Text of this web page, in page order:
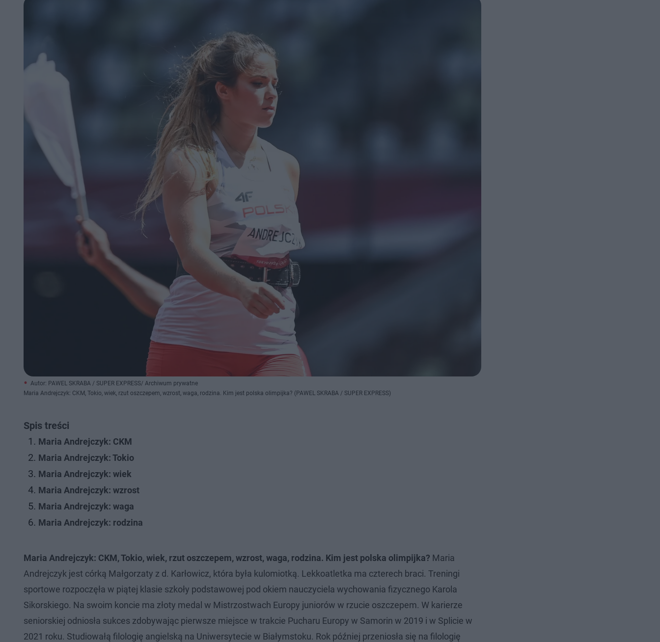
Autor: PAWEL SKRABA / SUPER EXPRESS/ Archiwum prywatne
Maria Andrejczyk: CKM, Tokio, wiek, rzut oszczepem, wzrost, waga, rodzina. Kim jest polska olimpijka? (PAWEL SKRABA / SUPER EXPRESS)
Spis treści
Maria Andrejczyk: CKM
Maria Andrejczyk: Tokio
Maria Andrejczyk: wiek
Maria Andrejczyk: wzrost
Maria Andrejczyk: waga
Maria Andrejczyk: rodzina
Maria Andrejczyk: CKM, Tokio, wiek, rzut oszczepem, wzrost, waga, rodzina. Kim jest polska olimpijka? Maria
Andrejczyk jest córką Małgorzaty z d. Karłowicz, która była kulomiotką. Lekkoatletka ma czterech braci. Treningi
sportowe rozpoczęła w piątej klasie szkoły podstawowej pod okiem nauczyciela wychowania fizycznego Karola
Sikorskiego. Na swoim koncie ma złoty medal w Mistrzostwach Europy juniorów w rzucie oszczepem. W karierze
seniorskiej odniosła sukces zdobywając pierwsze miejsce w trakcie Pucharu Europy w Samorin w 2019 i w Splicie w
2021 roku. Studiowałą filologię angielską na Uniwersytecie w Białymstoku. Rok później przeniosła się na filologię